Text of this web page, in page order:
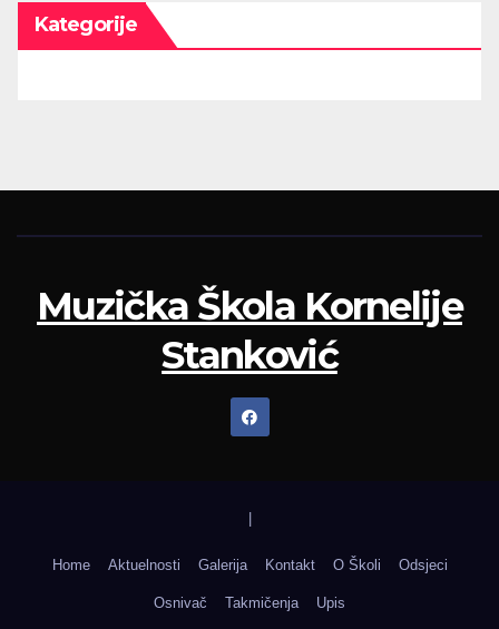
Kategorije
Muzička Škola Kornelije
Stanković
Home Aktuelnosti Galerija Kontakt O Školi Odsjeci
Osnivač Takmičenja Upis